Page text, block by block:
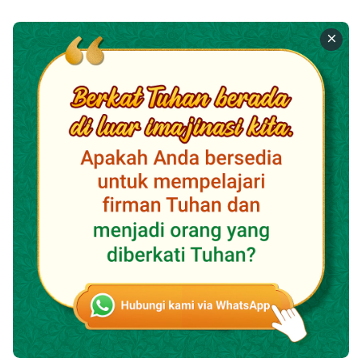
dinyanyikan oleh saudara itu berasal dari Kilat dari
Timur dan bahwa kepercayaannya berbeda dengan
kami. Saudari itu kemudian mengatakan kepadaku
bahwa kami dapat mencari jawaban untuk masalah ini
bersama dalam kebaktian daring berikutnya.
Selama kebaktian itu, kami menyampaikan keraguan di
hati kami kepada saudara itu. Dia kemudian bersekutu
bahwa kami harus perhatian mendengarkan suara
Tuhan saat menyelidiki cara yang benar daripada
mendasarkan penyelidikan kita pada desas-desus
daring. Dia mengatakan bahwa sekarang ini adalah
akhir zaman dan bahwa Tuhan Yesus telah datang
kembali dalam daging dan sedang melakukan
pekerjaan penghakiman yang dimulai dengan rumah